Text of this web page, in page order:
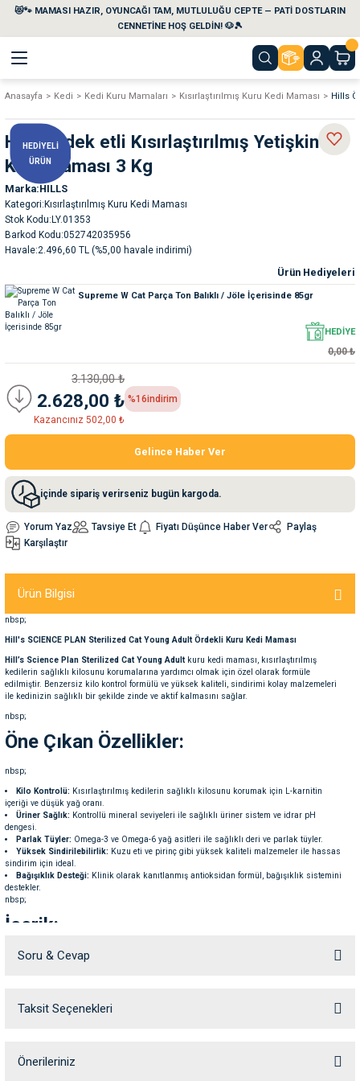
😻🐾 MAMASI HAZIR, OYUNCAĞI TAM, MUTLULUĞU CEPTE — PATİ DOSTLARIN
CENNETİNE HOŞ GELDİN! 🐶🎾
Geri Dön
Temizlik
Besinler
Kapları
Geri Dön
Temizlik Ürünleri
Su Kabları
Seyahat Ürünleri
Ek Besinleri
Geri Dön
Geri Dön
Geri Dön
Geri Dön
Anasayfa Kedi Kedi Kuru Mamaları Kısırlaştırılmış Kuru Kedi Maması Hills
HEDİYELİ
ÜRÜN
Hills Ördek etli Kısırlaştırılmış Yetişkin
Kedi Maması 3 Kg
Marka HILLS
Kategori Kısırlaştırılmış Kuru Kedi Maması
Stok Kodu LY.01353
Barkod Kodu 052742035956
Havale 2.496,60 TL (%5,00 havale indirimi)
Ürün Hediyeleri
Supreme W Cat Parça Ton Balıklı / Jöle İçerisinde 85gr
HEDİYE
0,00 ₺
3.130,00 ₺
2.628,00 ₺
Kazancınız 502,00 ₺
%16indirim
Gelince Haber Ver
içinde sipariş verirseniz bugün kargoda.
Yorum Yaz Tavsiye Et Fiyatı Düşünce Haber Ver
Paylaş
Karşılaştır
Ürün Bilgisi
nbsp;
Hill's SCIENCE PLAN Sterilized Cat Young Adult Ördekli Kuru Kedi Maması
Hill’s Science Plan Sterilized Cat Young Adult kuru kedi maması, kısırlaştırılmış
kedilerin sağlıklı kilosunu korumalarına yardımcı olmak için özel olarak formüle
edilmiştir. Benzersiz kilo kontrol formülü ve yüksek kaliteli, sindirimi kolay malzemeleri
ile kedinizin sağlıklı bir şekilde zinde ve aktif kalmasını sağlar.
nbsp;
Öne Çıkan Özellikler:
nbsp;
Kilo Kontrolü: Kısırlaştırılmış kedilerin sağlıklı kilosunu korumak için L-karnitin
içeriği ve düşük yağ oranı.
Üriner Sağlık: Kontrollü mineral seviyeleri ile sağlıklı üriner sistem ve idrar pH
dengesi.
Parlak Tüyler: Omega-3 ve Omega-6 yağ asitleri ile sağlıklı deri ve parlak tüyler.
Yüksek Sindirilebilirlik: Kuzu eti ve pirinç gibi yüksek kaliteli malzemeler ile hassas
sindirim için ideal.
Bağışıklık Desteği: Klinik olarak kanıtlanmış antioksidan formül, bağışıklık sistemini
destekler.
nbsp;
İçerik:
nbsp;Soru & Cevap
Ürün hakkında henüz soru sorulmamış.
Taksit Seçenekleri
Önerileriniz